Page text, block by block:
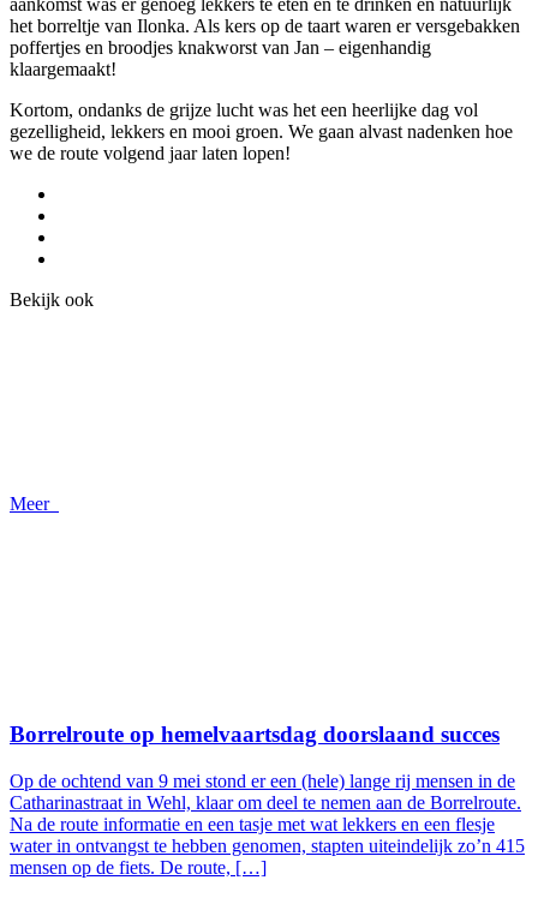
het borreltje van Ilonka. Als kers op de taart waren er versgebakken
poffertjes en broodjes knakworst van Jan – eigenhandig
klaargemaakt!
Kortom, ondanks de grijze lucht was het een heerlijke dag vol
gezelligheid, lekkers en mooi groen. We gaan alvast nadenken hoe
we de route volgend jaar laten lopen!
Bekijk ook
Meer
Borrelroute op hemelvaartsdag doorslaand succes
Op de ochtend van 9 mei stond er een (hele) lange rij mensen in de
Catharinastraat in Wehl, klaar om deel te nemen aan de Borrelroute.
Na de route informatie en een tasje met wat lekkers en een flesje
water in ontvangst te hebben genomen, stapten uiteindelijk zo’n 415
mensen op de fiets. De route, […]